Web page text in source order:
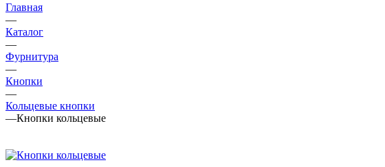
Главная
—
Каталог
—
Фурнитура
—
Кнопки
—
Кольцевые кнопки
—Кнопки кольцевые